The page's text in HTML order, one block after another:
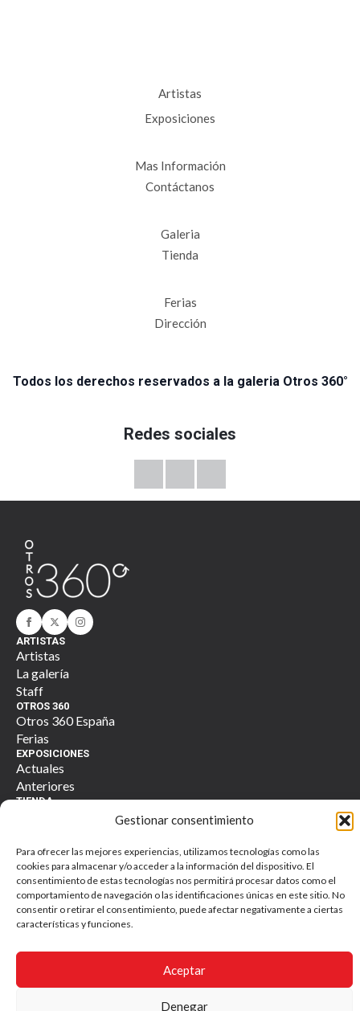
Gestionar consentimiento
Para ofrecer las mejores experiencias, utilizamos tecnologías como las
cookies para almacenar y/o acceder a la información del dispositivo. El
consentimiento de estas tecnologías nos permitirá procesar datos como el
comportamiento de navegación o las identificaciones únicas en este sitio. No
consentir o retirar el consentimiento, puede afectar negativamente a ciertas
características y funciones.
Aceptar
Denegar
Artistas
Exposiciones
Mas Información
Contáctanos
Galeria
Tienda
Ferias
Dirección
Todos los derechos reservados a la galeria Otros 360°
Redes sociales
ARTISTAS
Artistas
La galería
Staff
OTROS 360
Otros 360 España
Ferias
EXPOSICIONES
Actuales
Anteriores
TIENDA
Otros 360 galería. Todos los derechos reservados. © 2025
Política de Privacidad y Tratamiento de Datos Personales